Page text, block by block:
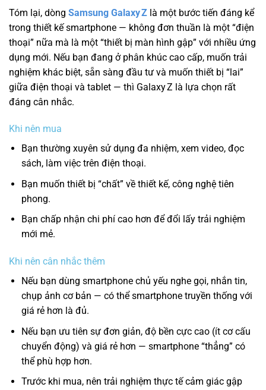
Tóm lại, dòng Samsung Galaxy Z là một bước tiến đáng kể
trong thiết kế smartphone — không đơn thuần là một “điện
thoại” nữa mà là một “thiết bị màn hình gập” với nhiều ứng
dụng mới. Nếu bạn đang ở phân khúc cao cấp, muốn trải
nghiệm khác biệt, sẵn sàng đầu tư và muốn thiết bị “lai”
giữa điện thoại và tablet — thì Galaxy Z là lựa chọn rất
đáng cân nhắc.
Khi nên mua
Bạn thường xuyên sử dụng đa nhiệm, xem video, đọc
sách, làm việc trên điện thoại.
Bạn muốn thiết bị “chất” về thiết kế, công nghệ tiên
phong.
Bạn chấp nhận chi phí cao hơn để đổi lấy trải nghiệm
mới mẻ.
Khi nên cân nhắc thêm
Nếu bạn dùng smartphone chủ yếu nghe gọi, nhắn tin,
chụp ảnh cơ bản — có thể smartphone truyền thống với
giá rẻ hơn là đủ.
Nếu bạn ưu tiên sự đơn giản, độ bền cực cao (ít cơ cấu
chuyển động) và giá rẻ hơn — smartphone “thẳng” có
thể phù hợp hơn.
Trước khi mua, nên trải nghiệm thực tế cảm giác gập